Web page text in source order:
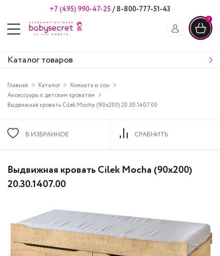
+7 (495) 990-47-25 /8-800-777-51-43
0
Каталог товаров
Главная Каталог
Комната и сон
Аксессуары к детским кроватям
Выдвижная кровать Cilek Mocha (90x200) 20.30.1407.00
В ИЗБРАННОЕ СРАВНИТЬ
Выдвижная кровать Cilek Mocha (90x200)
20.30.1407.00